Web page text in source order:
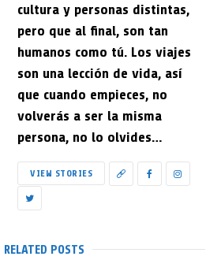
cultura y personas distintas,
pero que al final, son tan
humanos como tú. Los viajes
son una lección de vida, así
que cuando empieces, no
volverás a ser la misma
persona, no lo olvides…
VIEW STORIES
RELATED POSTS